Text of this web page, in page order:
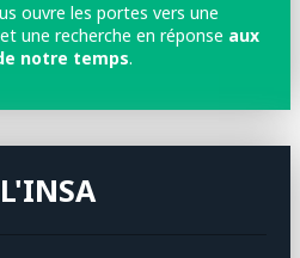
ouvre les portes vers une
une recherche en réponse aux
notre temps.